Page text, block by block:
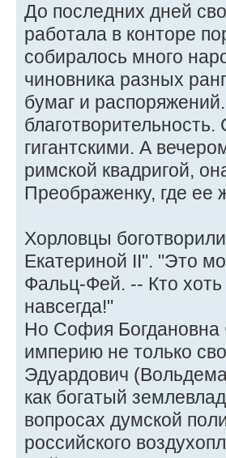
До последних дней
работала в конторе
собиралось много
чиновника разных
бумаг и
гигантскими. А
римской квадригой,
Преображенку, где
Хорловцы
Екатериной II". "Это
Фальц-Фей. -- Кто хоть
навсегда!"
Но София Богдановна
империю не только
Эдуардович
как богатый
вопросах думской
российского